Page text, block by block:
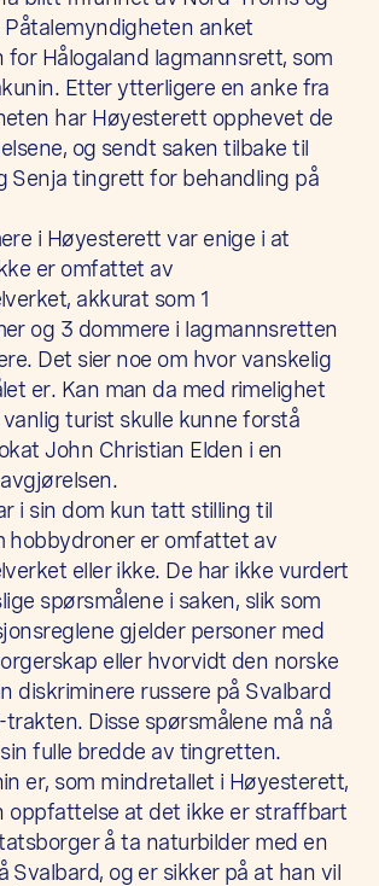
anket
for Hålogaland lagmannsrett, som
Etter ytterligere en anke fra
har Høyesterett opphevet de
og sendt saken tilbake til
Senja tingrett for behandling på
i Høyesterett var enige i at
er omfattet av
akkurat som 1
og 3 dommere i lagmannsretten
Det sier noe om hvor vanskelig
er. Kan man da med rimelighet
turist skulle kunne forstå
John Christian Elden i en
i sin dom kun tatt stilling til
hobbydroner er omfattet av
eller ikke. De har ikke vurdert
spørsmålene i saken, slik som
gjelder personer med
eller hvorvidt den norske
diskriminere russere på Svalbard
Disse spørsmålene må nå
fulle bredde av tingretten.
er, som mindretallet i Høyesterett,
oppfattelse at det ikke er straffbart
å ta naturbilder med en
Svalbard, og er sikker på at han vil